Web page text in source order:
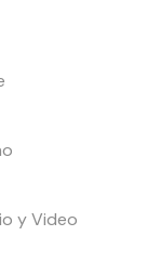
y Video